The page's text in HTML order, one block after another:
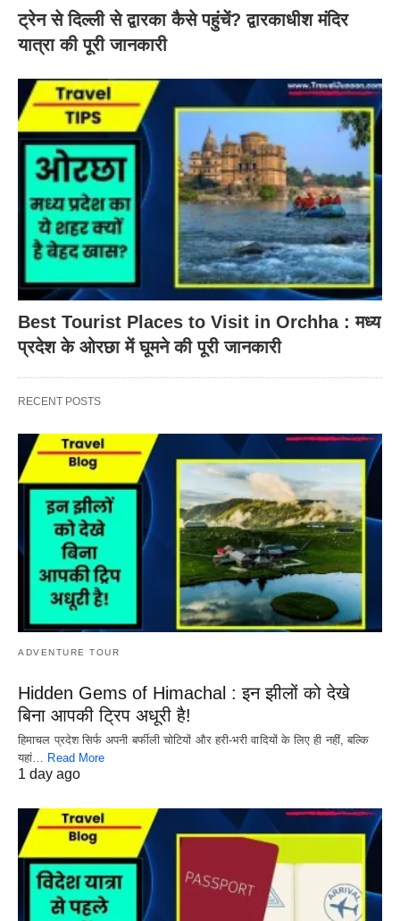
ट्रेन से दिल्ली से द्वारका कैसे पहुंचें? द्वारकाधीश मंदिर
यात्रा की पूरी जानकारी
Best Tourist Places to Visit in Orchha : मध्य
प्रदेश के ओरछा में घूमने की पूरी जानकारी
RECENT POSTS
ADVENTURE TOUR
Hidden Gems of Himachal : इन झीलों को देखे
बिना आपकी ट्रिप अधूरी है!
हिमाचल प्रदेश सिर्फ अपनी बर्फीली चोटियों और हरी-भरी वादियों के लिए ही नहीं, बल्कि
यहां…
Read More
1 day ago